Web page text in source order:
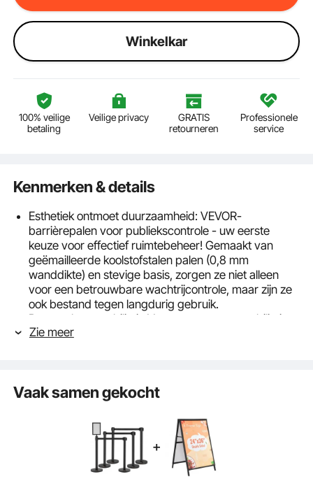
Winkelkar
100% veilige
betaling
Veilige privacy
GRATIS
retourneren
Professionele
service
Kenmerken & details
Esthetiek ontmoet duurzaamheid: VEVOR-
barrièrepalen voor publiekscontrole - uw eerste
keuze voor effectief ruimtebeheer! Gemaakt van
geëmailleerde koolstofstalen palen (0,8 mm
wanddikte) en stevige basis, zorgen ze niet alleen
voor een betrouwbare wachtrijcontrole, maar zijn ze
ook bestand tegen langdurig gebruik.
Betrouwbare stabiliteit: Vertrouw op onze stabiliteit.
Onze slagboomstandaardset is uitgerust met
bestand tegen wind en drukte en voorkomen ze
Efficiënte controle met grote dekking: onze crowd
control-barrières zijn uitgerust met 3 stuks intrekbare
riemen van 2 m (6,5 ft) die moeiteloze crowd control
met verstelbare lengte mogelijk maken. Bovendien
maakt de 4-wegadapter een vierweguitschakeling
Zie meer
Vaak samen gekocht